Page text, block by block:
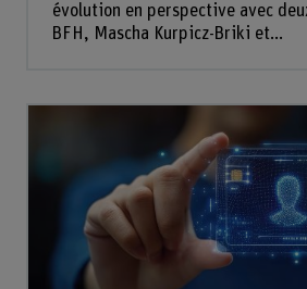
évolution en perspective avec
BFH, Mascha Kurpicz-Briki et...